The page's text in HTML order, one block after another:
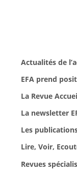
Actualités de
EFA prend
La Revue
La newsletter
Les
Lire, Voir,
Revues